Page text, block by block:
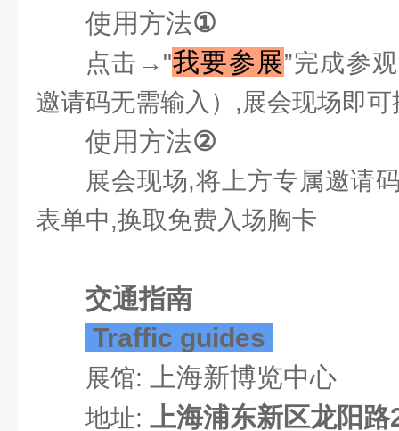
使用方法①
点击→"我要参展”完成参
邀请码无需输入）,展会现场即
使用方法②
展会现场,将上方专属邀请
表单中,换取免费入场胸卡
交通指南
Traffic guides
展馆: 上海新博览中心
地址: 上海浦东新区龙阳路